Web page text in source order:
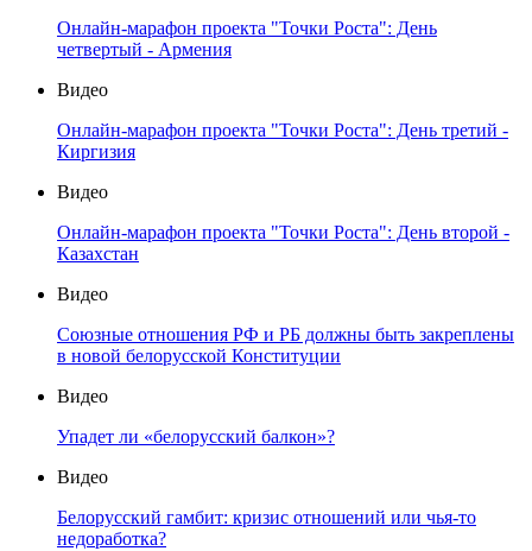
Онлайн-марафон проекта "Точки Роста": День
четвертый - Армения
Видео
Онлайн-марафон проекта "Точки Роста": День третий -
Киргизия
Видео
Онлайн-марафон проекта "Точки Роста": День второй -
Казахстан
Видео
Союзные отношения РФ и РБ должны быть закреплены
в новой белорусской Конституции
Видео
Упадет ли «белорусский балкон»?
Видео
Белорусский гамбит: кризис отношений или чья-то
недоработка?